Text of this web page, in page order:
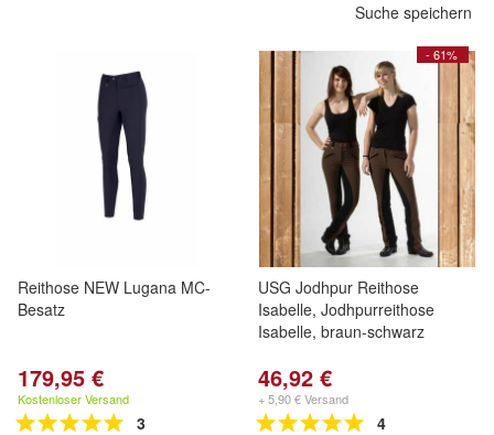
Suche speichern
Reithose NEW Lugana MC-
Besatz
179,95 €
Kostenloser Versand
3
- 61%
USG Jodhpur Reithose
Isabelle, Jodhpurreithose
Isabelle, braun-schwarz
46,92 €
+ 5,90 € Versand
4